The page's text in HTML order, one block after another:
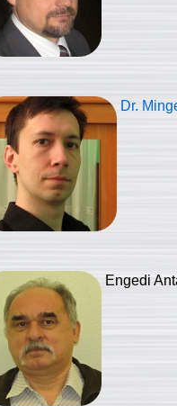
Dr.
Engedi